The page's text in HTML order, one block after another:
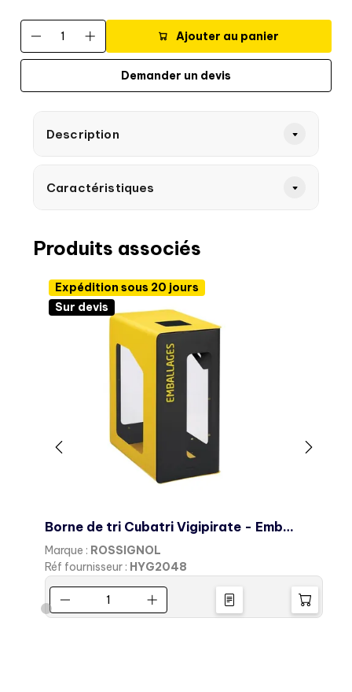
Ajouter au panier
Demander un devis
Description
Caractéristiques
Produits associés
Expédition sous 20 jours
Sur devis
Borne de tri Cubatri Vigipirate - Emballages
Marque : ROSSIGNOL
Réf fournisseur : HYG2048